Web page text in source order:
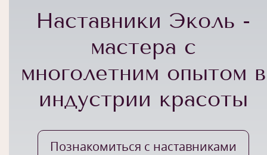
Наставники Эколь -
мастера с
многолетним опытом в
индустрии красоты
Познакомиться с наставниками